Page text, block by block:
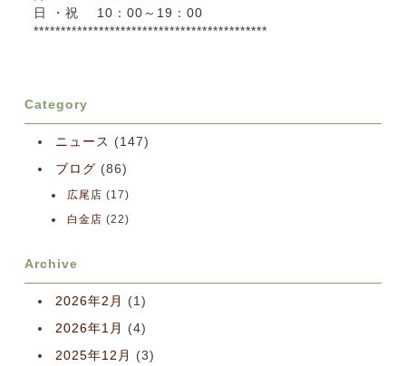
日 ・祝 10：00～19：00
*******************************************
Category
ニュース (147)
ブログ (86)
広尾店 (17)
白金店 (22)
Archive
2026年2月
(1)
2026年1月
(4)
2025年12月
(3)